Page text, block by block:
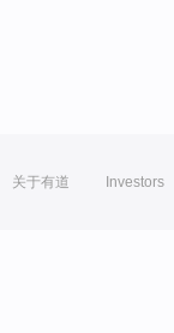
关于有道 Investors